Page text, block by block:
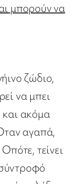
μπορούν να
ζώδιο,
να μπει
ακόμα
αγαπά,
τείνει